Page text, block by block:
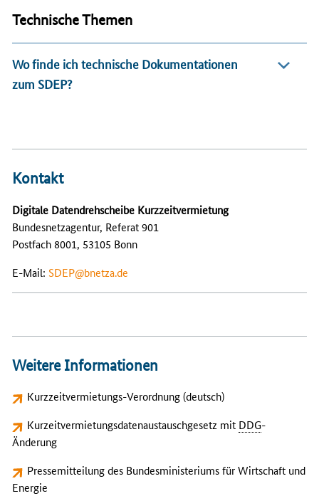
Technische Themen
Wo finde ich technische Dokumentationen
zum SDEP?
Kontakt
Digitale Datendrehscheibe Kurzzeitvermietung
Bundesnetzagentur, Referat 901
Postfach 8001, 53105 Bonn
E-Mail: SDEP@bnetza.de
Weitere Informationen
Kurzzeitvermietungs-Verordnung (deutsch)
Kurzeitvermietungsdatenaustauschgesetz mit DDG-
Änderung
Pressemitteilung des Bundesministeriums für Wirtschaft und
Energie